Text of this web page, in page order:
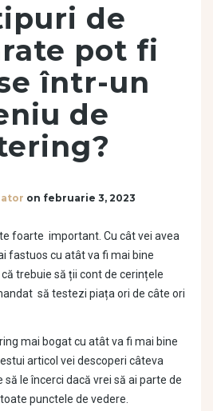
de
pot fi
într-un
de
on februarie 3, 2023
foarte important. Cu cât vei avea
fastuos cu atât va fi mai bine
trebuie să ții cont de cerințele
să testezi piața ori de câte ori
mai bogat cu atât va fi mai bine
articol vei descoperi câteva
le încerci dacă vrei să ai parte de
punctele de vedere.